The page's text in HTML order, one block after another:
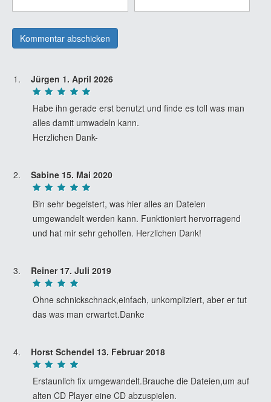
Jürgen 1. April 2026
Habe ihn gerade erst benutzt und finde es toll was man
alles damit umwadeln kann.
Herzlichen Dank-
Sabine 15. Mai 2020
Bin sehr begeistert, was hier alles an Dateien
umgewandelt werden kann. Funktioniert hervorragend
und hat mir sehr geholfen. Herzlichen Dank!
Reiner17. Juli 2019
Ohne schnickschnack,einfach, unkompliziert, aber er tut
das was man erwartet.Danke
Horst Schendel 13. Februar 2018
Erstaunlich fix umgewandelt.Brauche die Dateien,um auf
alten CD Player eine CD abzuspielen.